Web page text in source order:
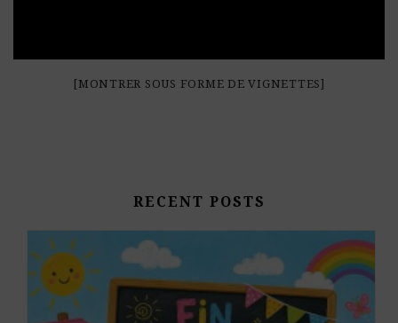
[MONTRER SOUS FORME DE VIGNETTES]
RECENT POSTS